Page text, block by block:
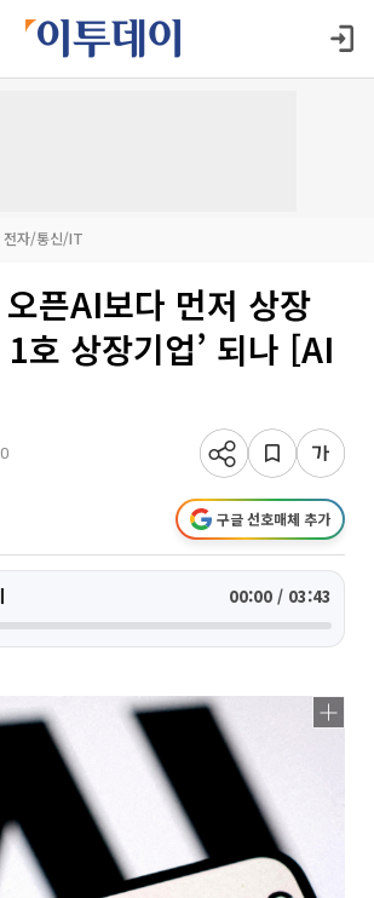
전자/통신/IT
픈AI보다 먼저 상장
호 상장기업’ 되나 [AI
구글 선호매체 추가
00:00 / 03:43